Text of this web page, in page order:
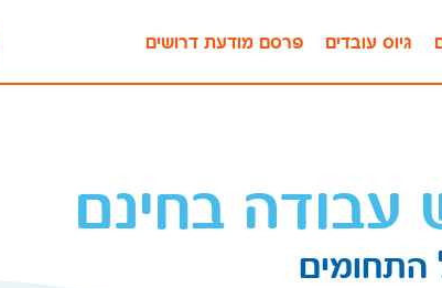
פרסם מודעת דרושים גיוס עובדים
עבודה בחינם